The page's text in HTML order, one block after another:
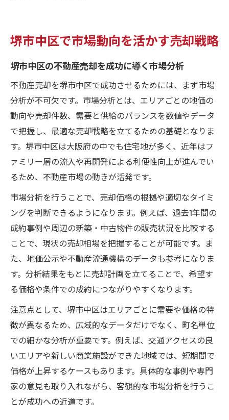
堺市中区で市場動向を活かす売却戦略
堺市中区の不動産売却を成功に導く市場分析
不動産売却を堺市中区で成功させるためには、まず市場
分析が不可欠です。市場分析とは、エリアごとの地価の
動向や売却件数、需要と供給のバランスを数値やデータ
で把握し、最適な売却戦略を立てるための基礎となりま
す。堺市中区は大阪府の中でも住宅地が多く、近年はフ
ァミリー層の流入や再開発による利便性向上が進んでい
るため、不動産市場の動きが活発です。
市場分析を行うことで、売却価格の根拠や適切なタイミ
ングを判断できるようになります。例えば、過去1年間の
成約事例や周辺の新築・中古物件の販売状況を比較する
ことで、現状の売却相場を把握することが可能です。ま
た、地価公示や不動産流通機構のデータも参考になりま
す。分析結果をもとに売却計画を立てることで、希望す
る価格や条件での成約につながりやすくなります。
注意点として、堺市中区はエリアごとに需要や価格の特
徴が異なるため、広域的なデータだけでなく、町名単位
での細かな分析が重要です。例えば、交通アクセスの良
いエリアや新しい商業施設ができた地域では、短期間で
価格が上昇するケースもあります。具体的な事例や専門
家の意見も取り入れながら、客観的な市場分析を行うこ
とが成功への近道です。